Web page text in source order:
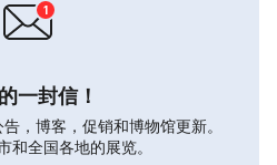
一封信！
，博客，促销和博物馆更新。
和全国各地的展览。